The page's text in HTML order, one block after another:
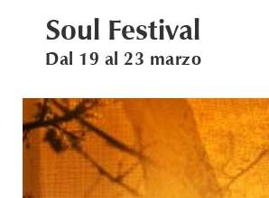
Soul Festival
Dal 19 al 23 marzo